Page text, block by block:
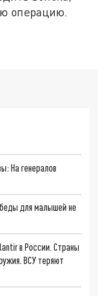
операцию.
На генералов
для малышей не
в России. Страны
ВСУ теряют